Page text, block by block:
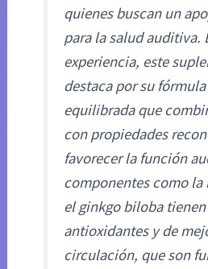
quienes buscan un
para la salud auditiva.
experiencia, este
destaca por su
equilibrada que
con propiedades
favorecer la función
componentes como la
el ginkgo biloba
antioxidantes y de
circulación, que son